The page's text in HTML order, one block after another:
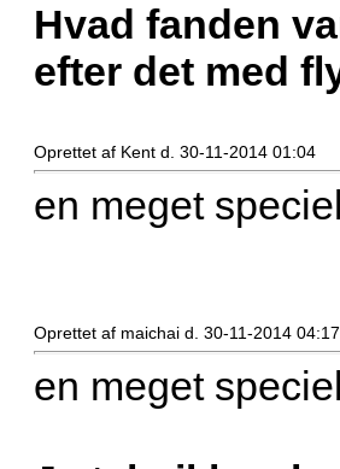
Hvad fanden
efter det med
Oprettet af Kent d. 30-11-2014 01:04
en meget
Oprettet af maichai d. 30-11-2014 04:17
en meget